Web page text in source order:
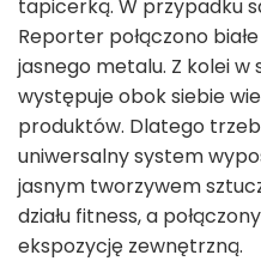
tapicerką. W przypadku
Reporter połączono
jasnego metalu. Z kolei
występuje obok siebie
produktów. Dlatego
uniwersalny system
jasnym tworzywem
działu fitness, a
ekspozycję zewnętrzną.